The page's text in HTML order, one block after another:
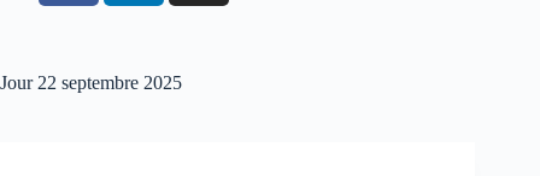
Jour22 septembre 2025